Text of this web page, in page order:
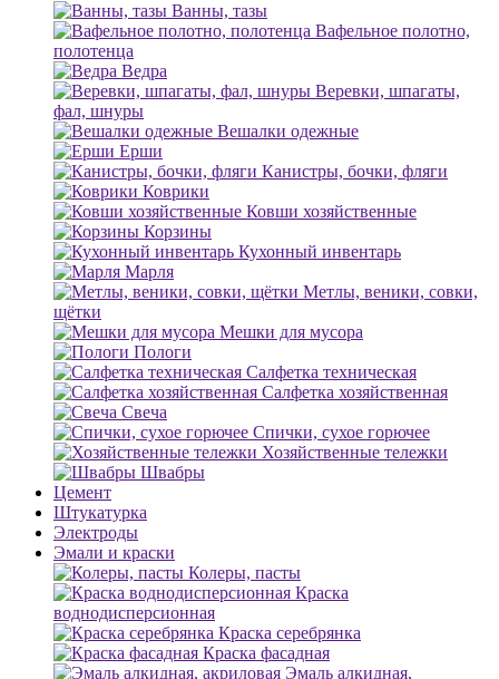
Ванны, тазы
Вафельное полотно,
полотенца
Ведра
Веревки, шпагаты,
фал, шнуры
Вешалки одежные
Ерши
Канистры, бочки, фляги
Коврики
Ковши хозяйственные
Корзины
Кухонный инвентарь
Марля
Метлы, веники, совки,
щётки
Мешки для мусора
Пологи
Салфетка техническая
Салфетка хозяйственная
Свеча
Спички, сухое горючее
Хозяйственные тележки
Швабры
Цемент
Штукатурка
Электроды
Эмали и краски
Колеры, пасты
Краска
воднодисперсионная
Краска серебрянка
Краска фасадная
Эмаль алкидная,